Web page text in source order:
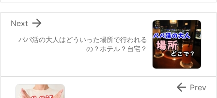
パパ活の大人はどういった場所で行われる
の？ホテル？自宅？

Next
 Prev